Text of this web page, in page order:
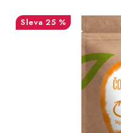
EKO DROGERIE A
25 %